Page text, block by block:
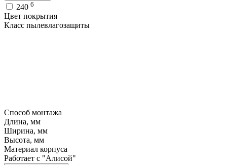
240 6
Цвет покрытия
Класс пылевлагозащиты
Способ монтажа
Длина, мм
Ширина, мм
Высота, мм
Материал корпуса
Работает с "Алисой"